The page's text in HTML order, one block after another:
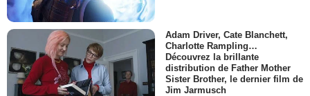
Adam Driver, Cate Blanchett,
Charlotte Rampling…
Découvrez la brillante
distribution de Father Mother
Sister Brother, le dernier film de
Jim Jarmusch